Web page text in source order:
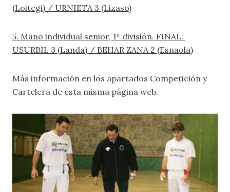
(Loitegi) / URNIETA 3 (Lizaso)
5. Mano individual senior, 1ª división. FINAL:
USURBIL 3 (Landa) / BEHAR ZANA 2 (Esnaola)
Más información en los apartados Competición y
Cartelera de esta misma página web.